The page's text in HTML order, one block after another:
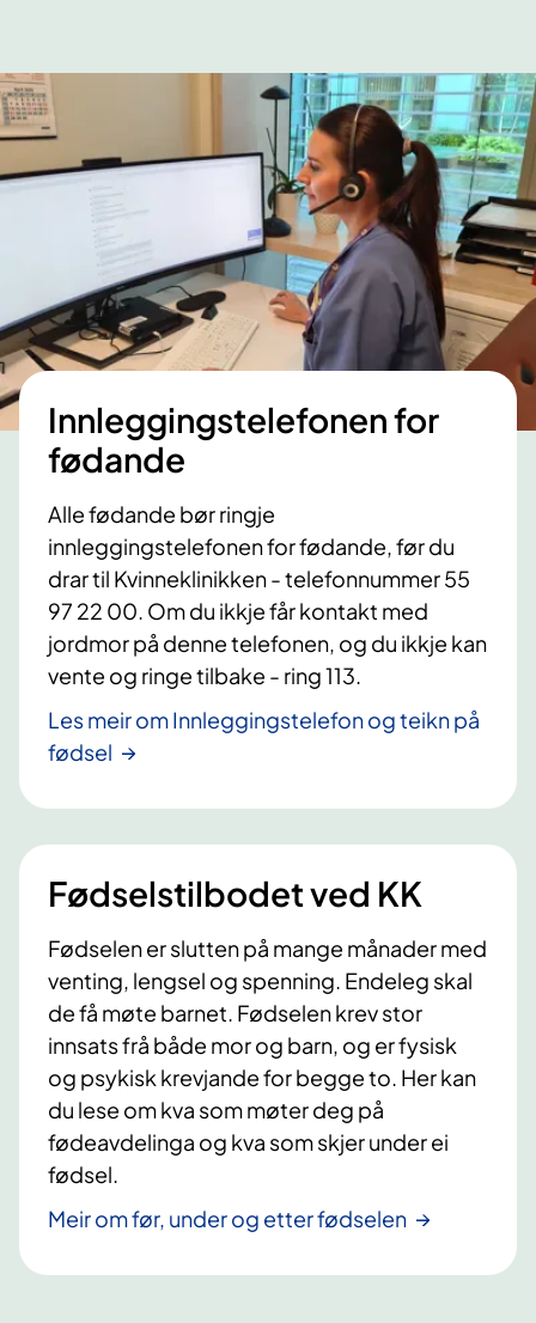
Innleggingstelefonen for
fødande
Alle fødande bør ringje
innleggingstelefonen for fødande, før du
drar til Kvinneklinikken - telefonnummer 55
97 22 00. Om du ikkje får kontakt med
jordmor på denne telefonen, og du ikkje kan
vente og ringe tilbake - ring 113.
Les meir om Innleggingstelefon og teikn på
fødsel
Fødselstilbodet ved KK
Fødselen er slutten på mange månader med
venting, lengsel og spenning. Endeleg skal
de få møte barnet. Fødselen krev stor
innsats frå både mor og barn, og er fysisk
og psykisk krevjande for begge to. Her kan
du lese om kva som møter deg på
fødeavdelinga og kva som skjer under ei
fødsel.
Meir om før, under og etter fødselen